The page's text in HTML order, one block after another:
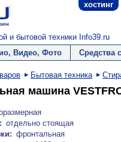
хостинг
и бытовой техники Info39.ru
Видео, Фото Средства
Бытовая техника
машина
отдельно стоящая
фронтальная